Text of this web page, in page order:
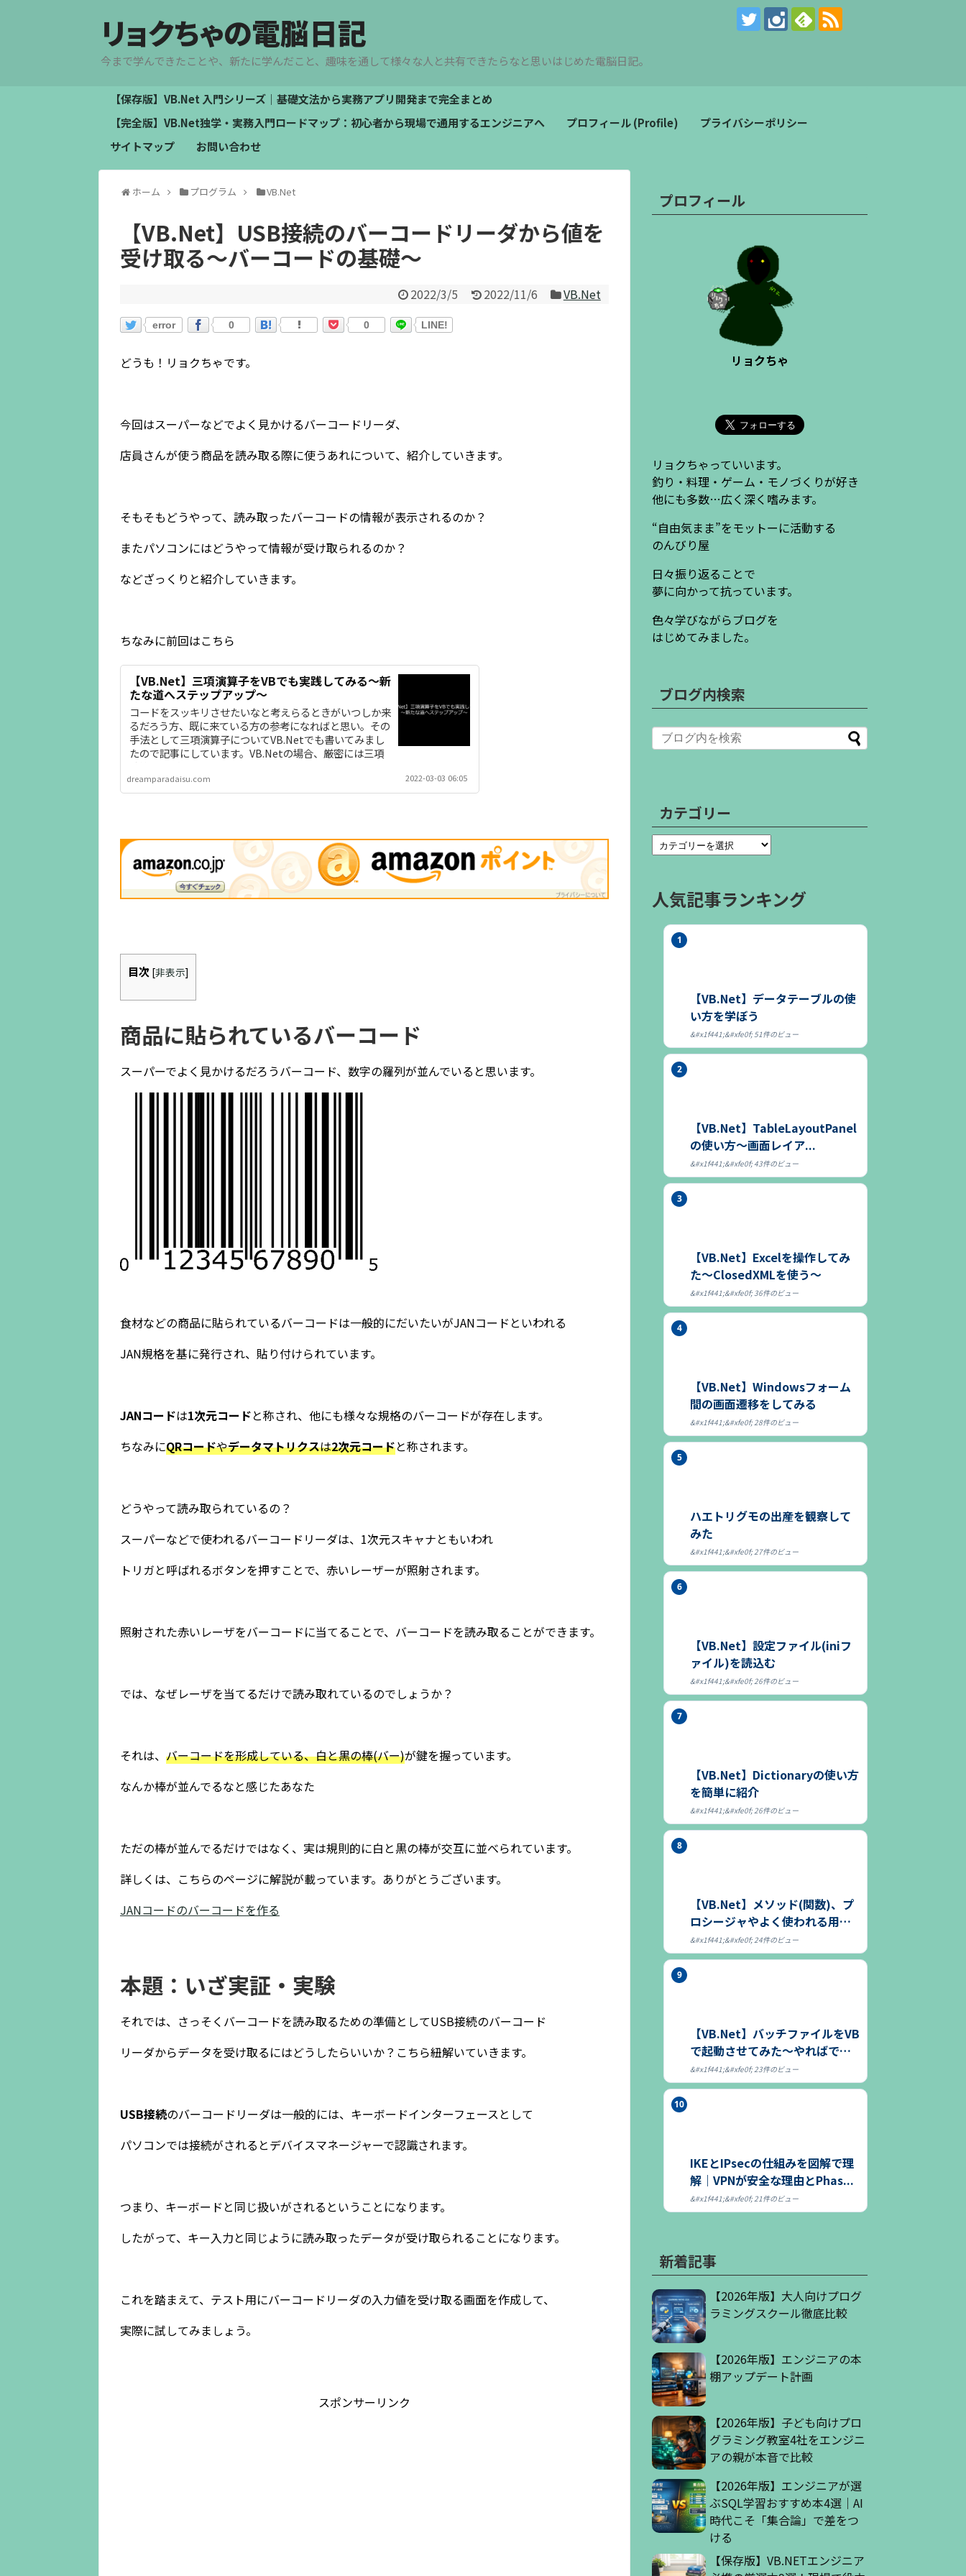
リョクちゃの電脳日記
今まで学んできたことや、新たに学んだこと、趣味を通して様々な人と共有できたらなと思いはじめた電脳日記。
【保存版】VB.Net 入門シリーズ｜基礎文法から実務アプリ開発まで完全まとめ
【完全版】VB.Net独学・実務入門ロードマップ：初心者から現場で通用するエンジニアへ
プロフィール (Profile)
プライバシーポリシー
サイトマップ
お問い合わせ
ホーム プログラム VB.Net
【VB.Net】USB接続のバーコードリーダから値を
受け取る～バーコードの基礎～
2022/3/5 2022/11/6 VB.Net
error 0 0 LINE!
どうも！リョクちゃです。
今回はスーパーなどでよく見かけるバーコードリーダ、
店員さんが使う商品を読み取る際に使うあれについて、紹介していきます。
そもそもどうやって、読み取ったバーコードの情報が表示されるのか？
またパソコンにはどうやって情報が受け取られるのか？
などざっくりと紹介していきます。
ちなみに前回はこちら
【VB.Net】三項演算子をVBでも実践してみる～新
たな道へステップアップ～
コードをスッキリさせたいなと考えらるときがいつしか来
るだろう方、既に来ている方の参考になればと思い。その
手法として三項演算子についてVB.Netでも書いてみまし
たので記事にしています。VB.Netの場合、厳密には三項
演算子もどきとして捉えてもらえればといった感じです
ね。
dreamparadaisu.com 2022-03-03 06:05
目次 [非表示]
商品に貼られているバーコード
スーパーでよく見かけるだろうバーコード、数字の羅列が並んでいると思います。
食材などの商品に貼られているバーコードは一般的にだいたいがJANコードといわれる
JAN規格を基に発行され、貼り付けられています。
JANコードは1次元コードと称され、他にも様々な規格のバーコードが存在します。
ちなみにQRコードやデータマトリクスは2次元コードと称されます。
どうやって読み取られているの？
スーパーなどで使われるバーコードリーダは、1次元スキャナともいわれ
トリガと呼ばれるボタンを押すことで、赤いレーザーが照射されます。
照射された赤いレーザをバーコードに当てることで、バーコードを読み取ることができます。
では、なぜレーザを当てるだけで読み取れているのでしょうか？
それは、 バーコードを形成している、白と黒の棒(バー)が鍵を握っています。
なんか棒が並んでるなと感じたあなた
ただの棒が並んでるだけではなく、実は規則的に白と黒の棒が交互に並べられています。
詳しくは、こちらのページに解説が載っています。ありがとうございます。
JANコードのバーコードを作る
本題：いざ実証・実験
それでは、さっそくバーコードを読み取るための準備としてUSB接続のバーコード
リーダからデータを受け取るにはどうしたらいいか？こちら紐解いていきます。
USB接続のバーコードリーダは一般的には、キーボードインターフェースとして
パソコンでは接続がされるとデバイスマネージャーで認識されます。
つまり、キーボードと同じ扱いがされるということになります。
したがって、キー入力と同じように読み取ったデータが受け取られることになります。
これを踏まえて、テスト用にバーコードリーダの入力値を受け取る画面を作成して、
実際に試してみましょう。
スポンサーリンク
プロフィール
リョクちゃ
リョクちゃっていいます。
釣り・料理・ゲーム・モノづくりが好き
他にも多数…広く深く嗜みます。
“自由気まま”をモットーに活動する
のんびり屋
日々振り返ることで
夢に向かって抗っています。
色々学びながらブログを
はじめてみました。
ブログ内検索
カテゴリー
人気記事ランキング
【VB.Net】データテーブルの使
い方を学ぼう
51件のビュー
【VB.Net】TableLayoutPanel
の使い方～画面レイア...
43件のビュー
【VB.Net】Excelを操作してみ
た～ClosedXMLを使う～
36件のビュー
【VB.Net】Windowsフォーム
間の画面遷移をしてみる
28件のビュー
ハエトリグモの出産を観察して
みた
27件のビュー
【VB.Net】設定ファイル(iniフ
ァイル)を読込む
26件のビュー
【VB.Net】Dictionaryの使い方
を簡単に紹介
26件のビュー
【VB.Net】メソッド(関数)、プ
ロシージャやよく使われる用語
につ...
24件のビュー
【VB.Net】バッチファイルをVB
で起動させてみた～やればでき
る～
23件のビュー
IKEとIPsecの仕組みを図解で理
解｜VPNが安全な理由とPhas...
21件のビュー
新着記事
【2026年版】大人向けプログ
ラミングスクール徹底比較
【2026年版】エンジニアの本
棚アップデート計画
【2026年版】子ども向けプロ
グラミング教室4社をエンジニ
アの親が本音で比較
【2026年版】エンジニアが選
ぶSQL学習おすすめ本4選｜AI
時代こそ「集合論」で差をつ
ける
【保存版】VB.NETエンジニア